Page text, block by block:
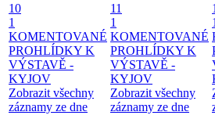
10
1
KOMENTOVANÉ
PROHLÍDKY K
VÝSTAVĚ -
KYJOV
Zobrazit všechny
záznamy ze dne
11
1
KOMENTOVANÉ
PROHLÍDKY K
VÝSTAVĚ -
KYJOV
Zobrazit všechny
záznamy ze dne
1